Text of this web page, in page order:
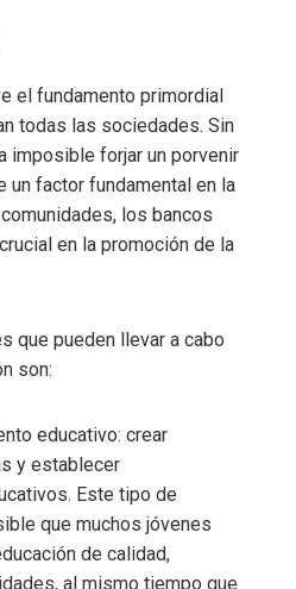
el fundamento primordial
todas las sociedades. Sin
imposible forjar un porvenir
un factor fundamental en la
los bancos
en la promoción de la
que pueden llevar a cabo
son:
educativo: crear
y establecer
Este tipo de
que muchos jóvenes
de calidad,
al mismo tiempo que